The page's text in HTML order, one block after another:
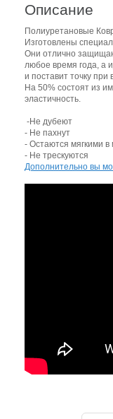
Описание
Полиуретановые
Изготовлены
Они отлично
любое время года, а
и поставит точку при
На 50% состоят из
эластичность.
-Не дубеют
- Не пахнут
- Остаются мягкими в
- Не трескуются
Дополнительно вы